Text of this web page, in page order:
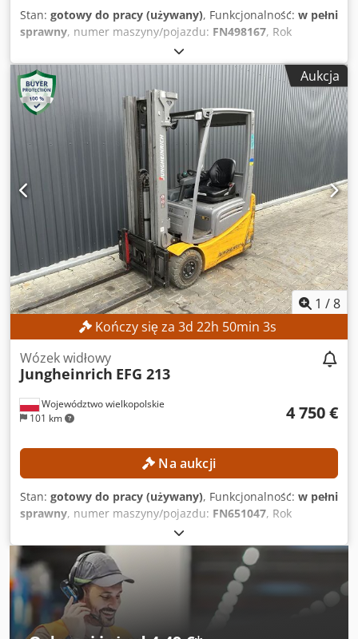
Stan: gotowy do pracy (używany), Funkcjonalność: w pełni
sprawny, numer maszyny/pojazdu: FN498167, Rok
, godziny pracy:15 254 h
podnoszenia:4 700 mm, wolny skok podnoszenia:1 490
mm, typ masztu: , wysokość konstrukcyjna:2 132
mm, Brak ceny minimalnej – gwarantowana sprzedaż za
najwyższą ofertę! DANE TECHNICZNE Swobodny
podnoszenie: 1490 mm Wysokość podnoszenia: 4700 mm
Wysokość konstrukcyjna: 2132 mm DANE MASZYNY Typ
masztu: Triplex Napięcie akumulatora: 48 V Pojemność
akumulatora: 625 Ah Rok produkcji akumulatora: 2015
Zawory hydrauliczne: 3./4. zawór na widłach Liczba
przepracowanych godzin: 15 254 h WYPOSAŻENIE Maszt
trójstopniowy ze swobodnym podnoszeniem 3./4. zawór
hydrauliczny na widłach Dedpozrlxgofx Acfjck Ładowarka
Numer referencyjny: SL9789SP
Aukcja
1 /8
Kończy się za 3d 22h 50min 2s
Województwo wielkopolskie
101 km
Wózek widłowy
Jungheinrich EFG 213
4 750 €
Na aukcji
Stan: gotowy do pracy (używany), Funkcjonalność: w pełni
sprawny, numer maszyny/pojazdu: FN651047, Rok
, godziny pracy:17 268 h
podnoszenia:4 700 mm, wolny skok podnoszenia:1 535
mm, typ masztu:triplex , wysokość konstrukcyjna:
mm
, Wyposażenie:przesuw boczny
, Brak minimalnej ceny
– gwarantowana sprzedaż za najwyższą ofertę! DANE
TECHNICZNE Wysokość podnoszenia: 4700 mm Wysokość
konstrukcyjna: 2125 mm Swobodny skok: 1535 mm DANE